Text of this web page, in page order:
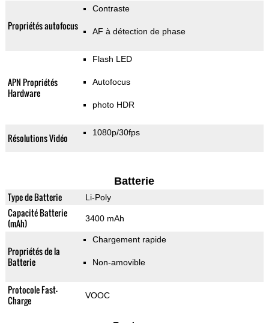
Propriétés autofocus
Contraste
AF à détection de phase
APN Propriétés
Hardware
Flash LED
Autofocus
photo HDR
Résolutions Vidéo 1080p/30fps
Batterie
Type de Batterie Li-Poly
Capacité Batterie
(mAh)
3400 mAh
Propriétés de la
Batterie
Chargement rapide
Non-amovible
Protocole Fast-
Charge
VOOC